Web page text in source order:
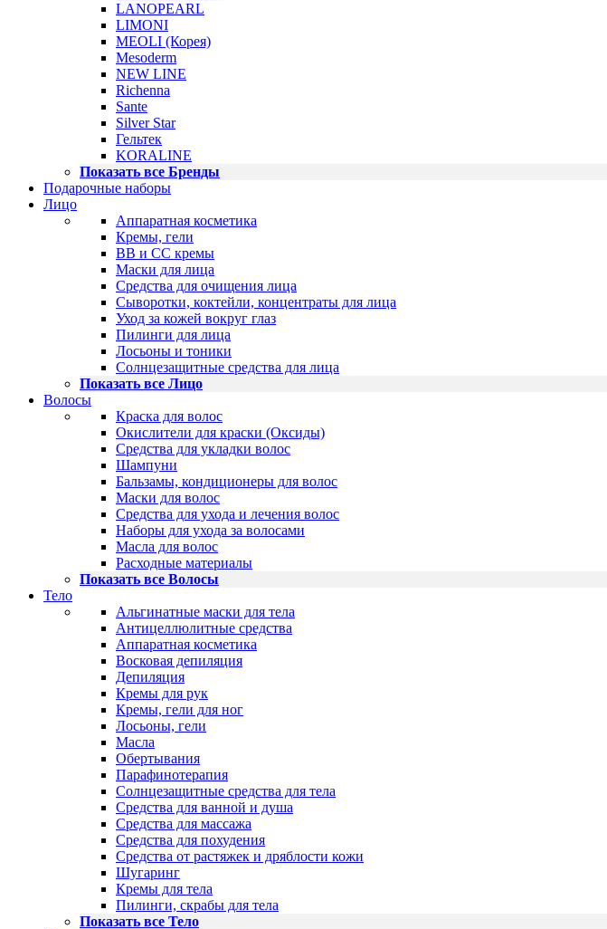
LANOPEARL
LIMONI
MEOLI (Корея)
Mesoderm
NEW LINE
Richenna
Sante
Silver Star
Гельтек
KORALINE
Показать все Бренды
Подарочные наборы
Лицо
Аппаратная косметика
Кремы, гели
BB и CC кремы
Маски для лица
Средства для очищения лица
Сыворотки, коктейли, концентраты для лица
Уход за кожей вокруг глаз
Пилинги для лица
Лосьоны и тоники
Солнцезащитные средства для лица
Показать все Лицо
Волосы
Краска для волос
Окислители для краски (Оксиды)
Средства для укладки волос
Шампуни
Бальзамы, кондиционеры для волос
Маски для волос
Средства для ухода и лечения волос
Наборы для ухода за волосами
Масла для волос
Расходные материалы
Показать все Волосы
Тело
Альгинатные маски для тела
Антицеллюлитные средства
Аппаратная косметика
Восковая депиляция
Депиляция
Кремы для рук
Кремы, гели для ног
Лосьоны, гели
Масла
Обертывания
Парафинотерапия
Солнцезащитные средства для тела
Средства для ванной и душа
Средства для массажа
Средства для похудения
Средства от растяжек и дряблости кожи
Шугаринг
Кремы для тела
Пилинги, скрабы для тела
Показать все Тело